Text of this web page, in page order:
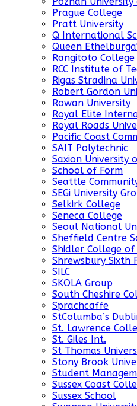
Prague College
Pratt University
Q International
Queen
Rangitoto College
RCC Institute of
Rigas Stradina
Robert Gordon
Rowan University
Royal Elite
Royal Roads
Pacific Coast
SAIT Polytechnic
Saxion University
School of Form
Seattle
SEGi University
Selkirk College
Seneca College
Seoul National
Sheffield Centre
Shidler College of
Shrewsbury Sixth
SILC
SKOLA Group
South Cheshire
Sprachcaffe
StColumba’s
St. Lawrence
St. Giles Int.
St Thomas
Stony Brook
Student
Sussex Coast
Sussex School